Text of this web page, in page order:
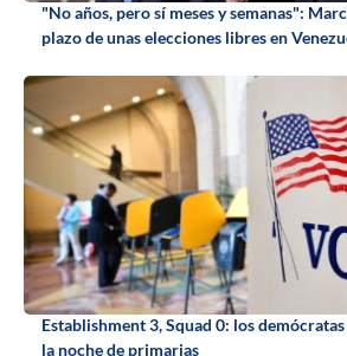
"No años, pero sí meses y semanas":
plazo de unas elecciones libres en
Establishment 3, Squad 0: los
la noche de primarias